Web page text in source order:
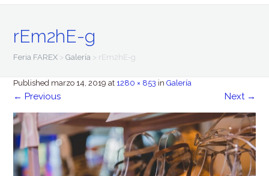
rEm2hE-g
Feria FAREX >Galería > rEm2hE-g
Published marzo 14, 2019 at 1280 × 853 inGalería
← Previous Next →